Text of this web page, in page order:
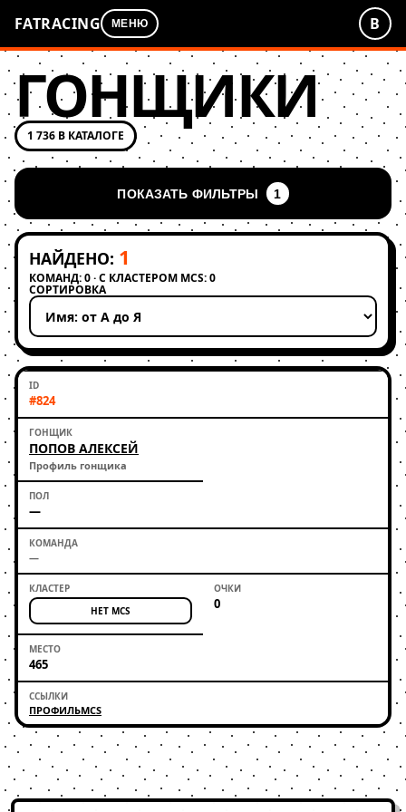
FATRACING МЕНЮ В
ГОНЩИКИ
1 736 В КАТАЛОГЕ
ПОКАЗАТЬ ФИЛЬТРЫ 1
НАЙДЕНО: 1
КОМАНД: 0 · С КЛАСТЕРОМ MCS: 0
СОРТИРОВКА
Применить сортировку
#824
ПОПОВ АЛЕКСЕЙ
Профиль гонщика
—
—
НЕТ MCS 0
465
ПРОФИЛЬMCS